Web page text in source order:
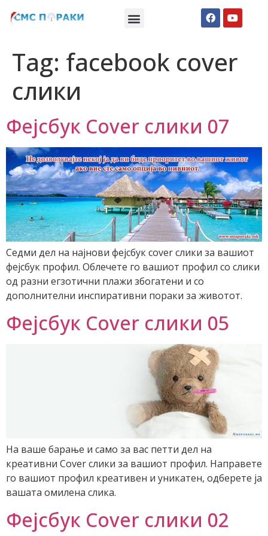
Tag: facebook cover
слики
Фејсбук Cover слики 07
Седми дел на најнови фејсбук cover слики за вашиот
фејсбук профил. Облечете го вашиот профил со слики
од разни егзотични плажи збогатени и со
дополнителни инспиративни пораки за животот.
Фејсбук Cover слики 05
На ваше барање и само за вас петти дел на
креативни Cover слики за вашиот профил. Направете
го вашиот профил креативен и уникатен, одберете ја
вашата омилена слика.
Фејсбук Cover слики 02